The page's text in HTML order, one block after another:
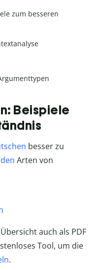
zum besseren
Beispiele
besser zu
Arten von
auch als PDF
Tool, um die
.